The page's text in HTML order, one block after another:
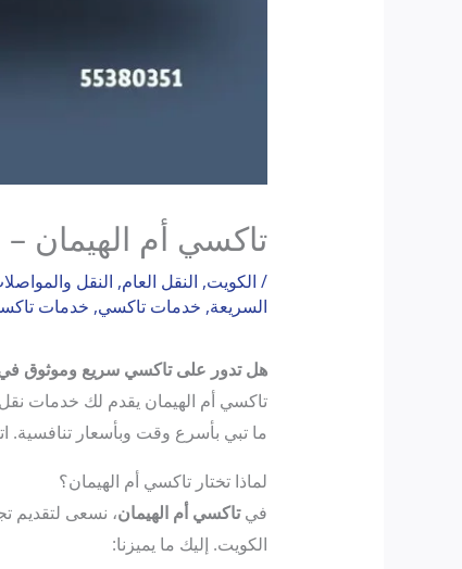
تاكسي أم الهيمان
/ الكويت, النقل العام, النقل
السريعة, خدمات تاكسي, خدمات
هل تدور على تاكسي سريع وموثوق في
ما تبي بأسرع وقت وبأسعار تنافسية. اتصل على 55380351 واحجز رحلتك الآن مع أفضل خدمات
لماذا تختار تاكسي أم الهيمان؟
فيتاكسي أم الهيمان، نسعى لتقديم
الكويت. إليك ما يميزنا: